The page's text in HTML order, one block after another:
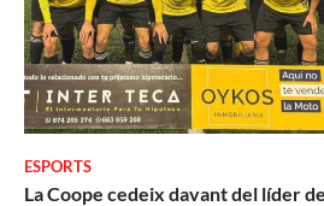
ESPORTS
La Coope cedeix davant del líder